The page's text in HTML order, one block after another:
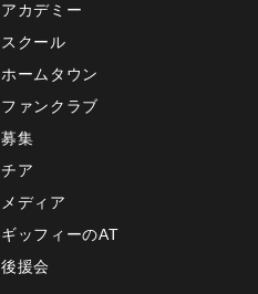
アカデミー
スクール
ホームタウン
ファンクラブ
募集
チア
メディア
ギッフィーのAT
後援会